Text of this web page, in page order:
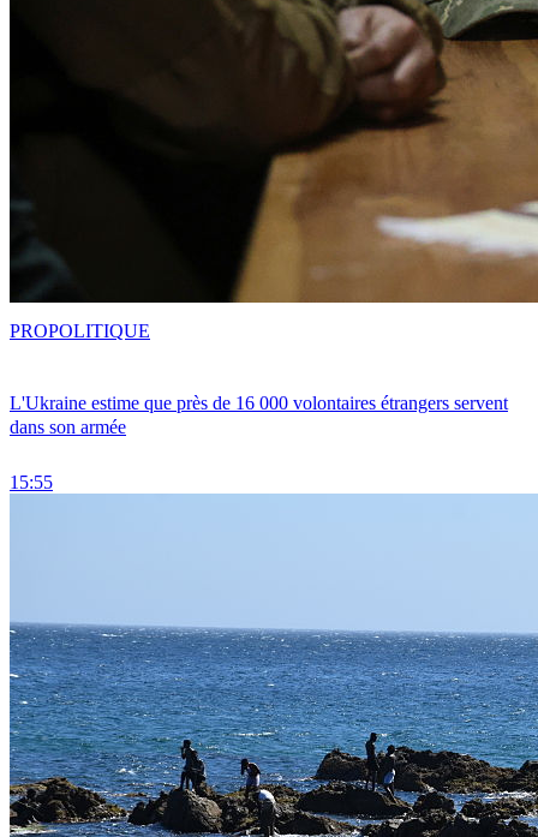
L'Ukraine estime que près de 16 000 volontaires étrangers servent
dans son armée
15:55
PROPOLITIQUE